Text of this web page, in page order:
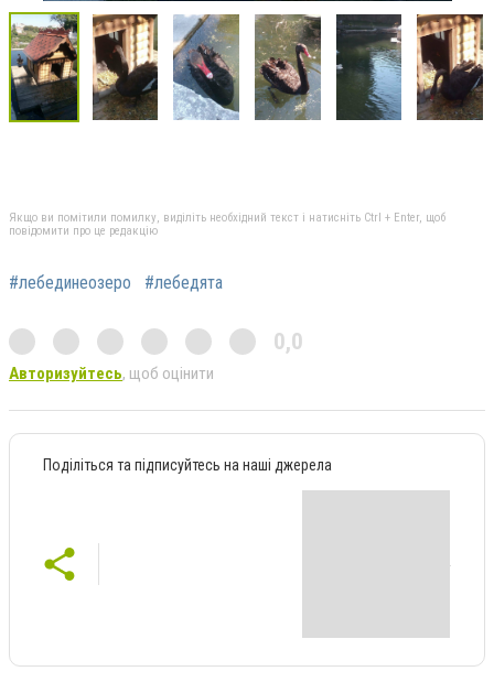
Якщо ви помітили помилку, виділіть необхідний текст і натисніть Ctrl + Enter, щоб
повідомити про це редакцію
#лебединеозеро #лебедята
0,0
Авторизуйтесь, щоб оцінити
Поділіться та підписуйтесь на наші джерела